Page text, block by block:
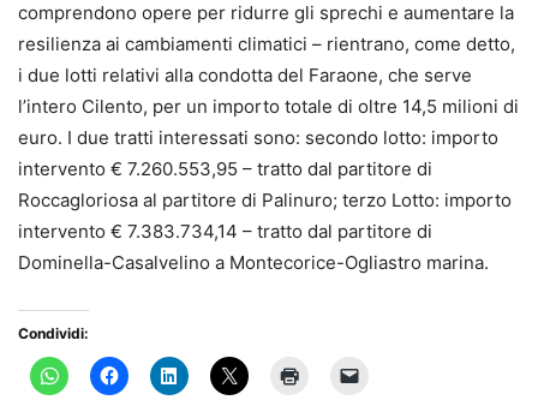
comprendono opere per ridurre gli sprechi e aumentare la
resilienza ai cambiamenti climatici – rientrano, come detto,
i due lotti relativi alla condotta del Faraone, che serve
l’intero Cilento, per un importo totale di oltre 14,5 milioni di
euro. I due tratti interessati sono: secondo lotto: importo
intervento € 7.260.553,95 – tratto dal partitore di
Roccagloriosa al partitore di Palinuro; terzo Lotto: importo
intervento € 7.383.734,14 – tratto dal partitore di
Dominella-Casalvelino a Montecorice-Ogliastro marina.
Condividi: